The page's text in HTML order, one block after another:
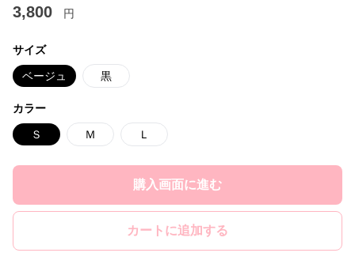
3,800 円
サイズ
ベージュ 黒
カラー
Ｓ Ｍ Ｌ
購入画面に進む
カートに追加する